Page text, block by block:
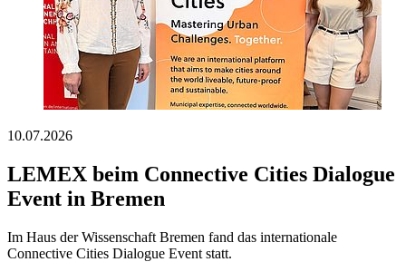
10.07.2026
LEMEX beim Connective Cities Dialogue
Event in Bremen
Im Haus der Wissenschaft Bremen fand das internationale
Connective Cities Dialogue Event statt.